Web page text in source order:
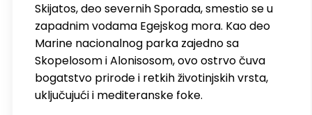
Skijatos, deo severnih Sporada, smestio se u
zapadnim vodama Egejskog mora. Kao deo
Marine nacionalnog parka zajedno sa
Skopelosom i Alonisosom, ovo ostrvo čuva
bogatstvo prirode i retkih životinjskih vrsta,
uključujući i mediteranske foke.